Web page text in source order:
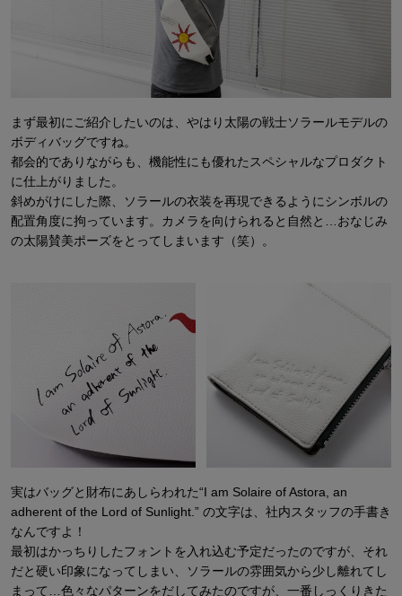
まず最初にご紹介したいのは、やはり太陽の戦士ソラールモデルの
ボディバッグですね。
都会的でありながらも、機能性にも優れたスペシャルなプロダクト
に仕上がりました。
斜めがけにした際、ソラールの衣装を再現できるようにシンボルの
配置角度に拘っています。カメラを向けられると自然と…おなじみ
の太陽賛美ポーズをとってしまいます（笑）。
実はバッグと財布にあしらわれた“I am Solaire of Astora, an
adherent of the Lord of Sunlight.” の文字は、社内スタッフの手書き
なんですよ！
最初はかっちりしたフォントを入れ込む予定だったのですが、それ
だと硬い印象になってしまい、ソラールの雰囲気から少し離れてし
まって…色々なパターンをだしてみたのですが、一番しっくりきた